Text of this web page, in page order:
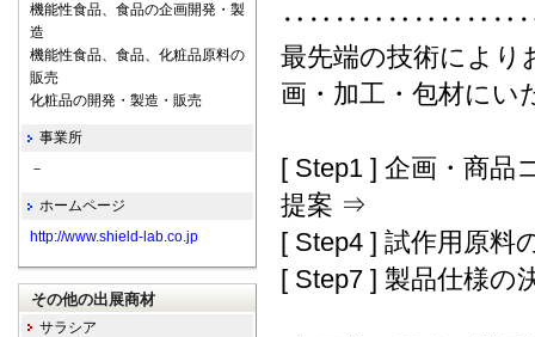
最先端の技術により
画・加工・包材に
[ Step1 ] 企画・商
提案 ⇒
[ Step4 ] 試作用原
[ Step7 ] 製品仕様
機能性食品、食品の企画開発・製
造
機能性食品、食品、化粧品原料の
販売
化粧品の開発・製造・販売
事業所
－
ホームページ
http://www.shield-lab.co.jp
その他の出展商材
サラシア